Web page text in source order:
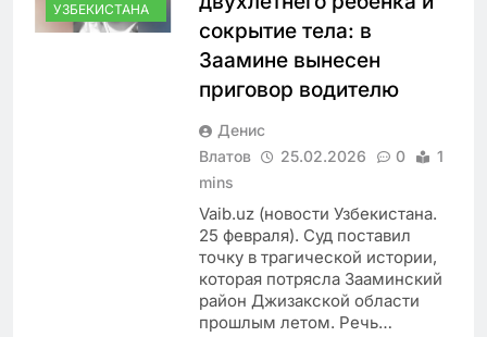
УЗБЕКИСТАНА
сокрытие тела: в
Заамине вынесен
приговор водителю
Денис
Влатов
25.02.2026 0
1
mins
Vaib.uz (новости Узбекистана.
25 февраля). Суд поставил
точку в трагической истории,
которая потрясла Зааминский
район Джизакской области
прошлым летом. Речь…